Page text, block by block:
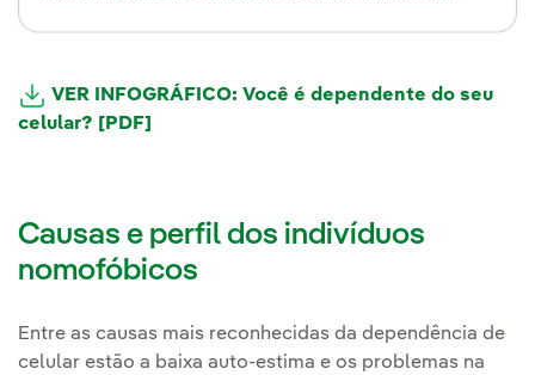
VER INFOGRÁFICO: Você é dependente do seu
celular? [PDF]
Causas e perfil dos indivíduos
nomofóbicos
Entre as causas mais reconhecidas da dependência de
celular estão a baixa auto-estima e os problemas na